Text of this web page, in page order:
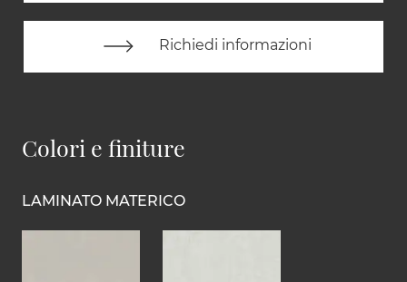
Richiedi informazioni
Colori e finiture
LAMINATO MATERICO